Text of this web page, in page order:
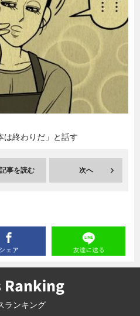
ニュース
スキル
エンタメ
は終わりだ」と話す
事を読む 次へ
ランキング